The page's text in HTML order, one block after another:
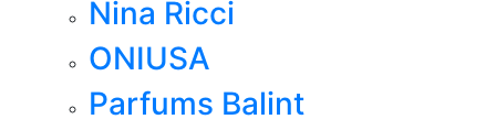
Nina Ricci
ONIUSA
Parfums Balint